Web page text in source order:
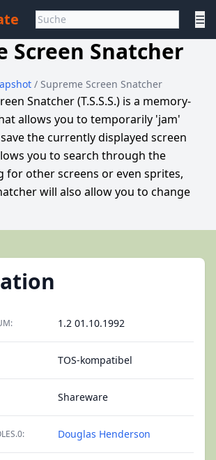
☰
Screen Snatcher
/ Supreme Screen Snatcher
Snatcher (T.S.S.S.) is a memory-
allows you to temporarily 'jam'
the currently displayed screen
you to search through the
for other screens or even sprites,
will also allow you to change
1.2 01.10.1992
TOS-kompatibel
Shareware
Douglas Henderson